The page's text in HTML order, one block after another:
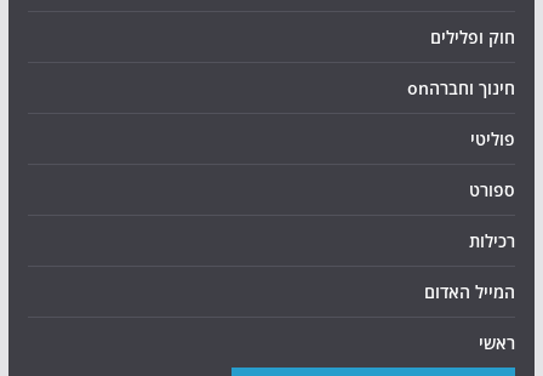
חוק ופלילים
חינוך וחברהon
פוליטי
ספורט
רכילות
המייל האדום
ראשי